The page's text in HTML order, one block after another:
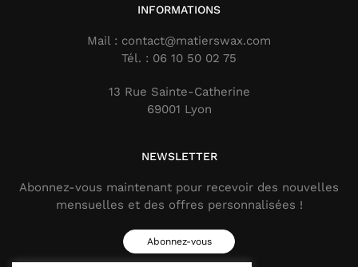
INFORMATIONS
Mail : contact@matierswax.com
Tél. : 06 10 50 02 75
13 Rue Sainte-Catherine
69001 Lyon
NEWSLETTER
Abonnez-vous maintenant pour recevoir des nouvelles
mensuelles et des offres personnalisées !
Abonnez-vous